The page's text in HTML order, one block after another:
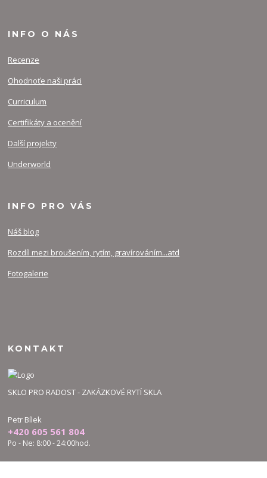
INFO O NÁS
Recenze
Ohodnoťe naši práci
Curriculum
Certifikáty a ocenění
Další projekty
Underworld
INFO PRO VÁS
Náš blog
Rozdíl mezi broušením, rytím, gravírováním...atd
Fotogalerie
KONTAKT
SKLO PRO RADOST - ZAKÁZKOVÉ RYTÍ SKLA
Petr Bílek
+420 605 561 804
Po - Ne: 8:00 - 24:00hod.
bilek.petr@skloproradost.cz